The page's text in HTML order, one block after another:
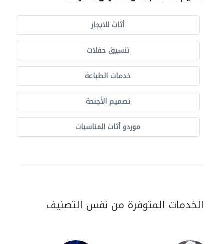
أثاث للايجار
تنسيق حفلات
خدمات الطباعة
تصميم الأجنحة
موردو أثاث المناسبات
الخدمات المتوفرة من نفس التصنيف